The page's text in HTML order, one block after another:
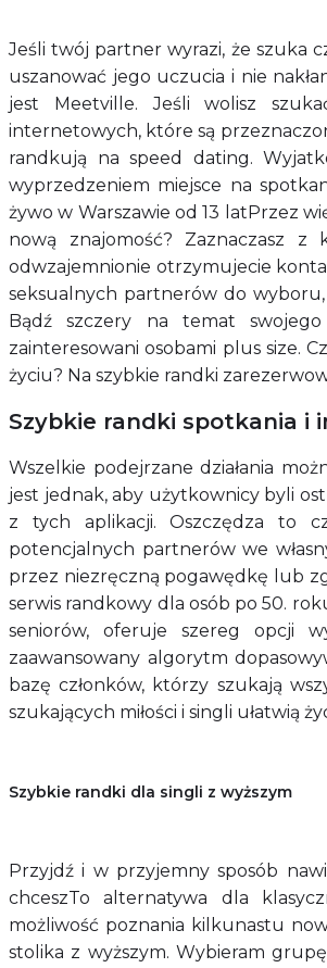
Jeśli twój partner wyrazi, że szuka
uszanować jego uczucia i nie
jest Meetville. Jeśli wolisz
internetowych, które są
randkują na speed dating.
wyprzedzeniem miejsce na
żywo w Warszawie od 13 latPrzez
nową znajomość? Zaznaczasz
odwzajemnionie otrzymujecie
seksualnych partnerów do wyboru,
Bądź szczery na temat
zainteresowani osobami plus size.
życiu? Na szybkie randki
Szybkie randki spotkania i
Wszelkie podejrzane działania
jest jednak, aby użytkownicy byli
z tych aplikacji. Oszczędza to
potencjalnych partnerów we
przez niezręczną pogawędkę lub
serwis randkowy dla osób po 50.
seniorów, oferuje szereg opcji
zaawansowany algorytm
bazę członków, którzy szukają
szukających miłości i singli ułatwią
Szybkie randki dla singli z wyższym
Przyjdź i w przyjemny sposób
chceszTo alternatywa dla
możliwość poznania kilkunastu
stolika z wyższym. Wybieram